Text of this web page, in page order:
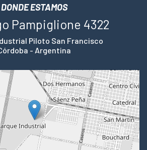
DONDE ESTAMOS
Pampiglione 4322
Piloto San Francisco
- Argentina